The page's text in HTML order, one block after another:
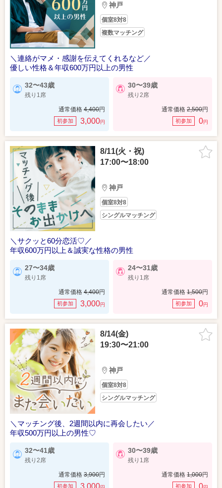
神戸
個室8対8
複数マッチング
＼連絡がマメ・感謝を伝えてくれるなど／
優しい性格＆年収600万円以上の男性
32〜43歳
残り1席
通常価格 4,400円
初参加 3,000円
30〜39歳
残り2席
通常価格 2,500円
初参加 0円
8/11(火・祝)
17:00〜18:00
神戸
個室8対8
シングルマッチング
＼サクッと60分恋活♡／
年収600万円以上＆誠実な性格の男性
27〜34歳
残り1席
通常価格 4,400円
初参加 3,000円
24〜31歳
残り1席
通常価格 1,500円
初参加 0円
8/14(金)
19:30〜21:00
神戸
個室8対8
シングルマッチング
＼マッチング後、2週間以内に再会したい／
年収500万円以上の男性♡
32〜41歳
残り2席
通常価格 3,900円
初参加 3,000
30〜39歳
残り1席
通常価格 1,000円
初参加 0